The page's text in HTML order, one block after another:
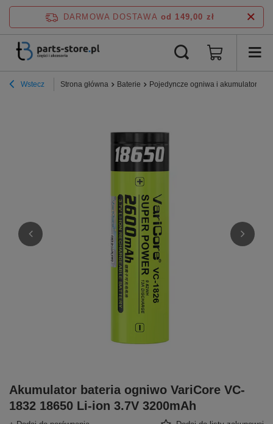
DARMOWA DOSTAWA od 149,00 zł
Wstecz Strona główna Baterie Pojedyncze ogniwa i akumulatory
Akumulator bateria ogniwo VariCore VC-
1832 18650 Li-ion 3.7V 3200mAh